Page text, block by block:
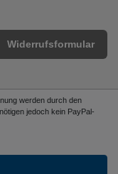
Widerrufsformular
werden durch den
jedoch kein PayPal-